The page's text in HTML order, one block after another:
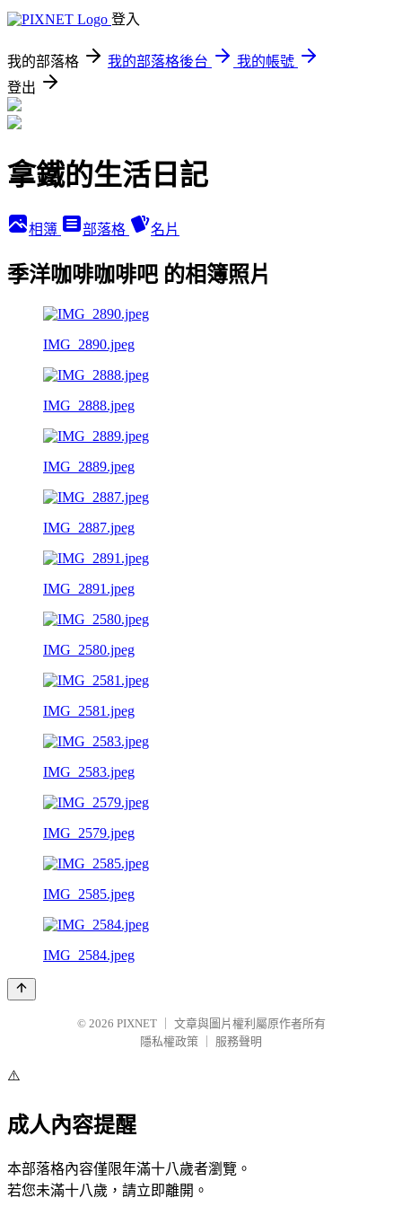
登入
我的部落格 我的部落格後台
我的帳號
登出
拿鐵的生活日記
相簿 部落格 名片
季洋咖啡咖啡吧 的相簿照片
IMG_2890.jpeg
IMG_2888.jpeg
IMG_2889.jpeg
IMG_2887.jpeg
IMG_2891.jpeg
IMG_2580.jpeg
IMG_2581.jpeg
IMG_2583.jpeg
IMG_2579.jpeg
IMG_2585.jpeg
IMG_2584.jpeg
© 2026 PIXNET
文章與圖片權利屬原作者所有
隱私權政策
服務聲明
⚠️
成人內容提醒
本部落格內容僅限年滿十八歲者瀏覽。
若您未滿十八歲，請立即離開。